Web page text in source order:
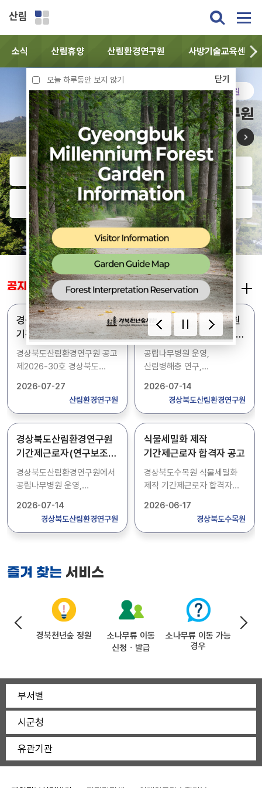
오늘 하루동안 보지 않기 닫기
산림
소식 산림휴양 산림환경연구원 사방기술교육센터
산림환경연구원
산림환경연구원
숲해설 예약 경북천년숲정원 방문안내
연구분야 산림산업분야
공지사항
경상북도산림환경연구원
기간제근로자(식당조리)
채용 공고
경상북도산림환경연구원 공고
제2026-30호 경상북도
(식당조리)를 아래와 같이
채용 공고합니다. 1. 채용인원
2026.9.1.~2026.12.31.
(4개월) 4. 접수기간 : 2026.
7. 28.(화) ~ 2026. 8. 3.(월)
5. 접수방법 : 방문접수,
경상북도 산림환경연구원 1층
관리운영과(경북 경주시
통일로 367) 자세한 사항은
(문의:054-778-3812)
2026-07-27
산림환경연구원
경상북도산림환경연구원
기간제근로자(연구보조)
채용 공고
공립나무병원 운영,
산림병해충 연구,
보조 할 기간제근로자 1명을
모집합니다. 상세내용은
2026-07-14
경상북도산림환경연구원
경상북도산림환경연구원
기간제근로자(연구보조)
채용 공고
경상북도산림환경연구원에서
공립나무병원 운영,
농약직권등록시험 등 업무를
보조 할 기간제근로자 1명을
2026-07-14
경상북도산림환경연구원
식물세밀화 제작
기간제근로자 합격자 공고
경상북도수목원 식물세밀화
제작 기간제근로자 합격자를
합격자 : 세밀화-01 최O은
2026-06-17
경상북도수목원
자료실
즐겨 찾는 서비스
경북천년숲 정원
소나무류 이동
신청ᆞ발급
소나무류 이동 가능
경우
부서별
시군청
유관기관